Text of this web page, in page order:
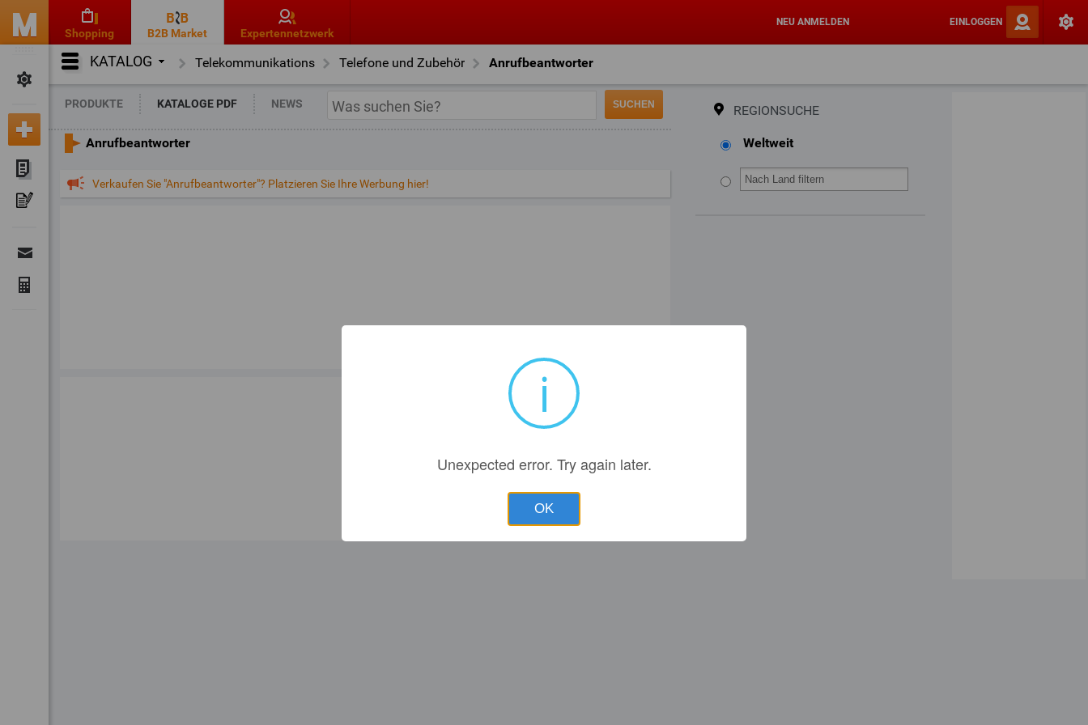
Shopping B2B Market Expertennetzwerk
NEU ANMELDEN EINLOGGEN
KATALOG Telekommunikations Telefone und Zubehör Anrufbeantworter
PRODUKTE KATALOGE PDF NEWS
Anrufbeantworter
Verkaufen Sie "Anrufbeantworter"? Platzieren Sie Ihre Werbung hier!
REGIONSUCHE
Weltweit
i
Unexpected error. Try again later.
OK